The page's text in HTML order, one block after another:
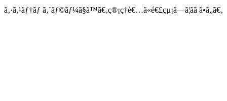
ã‚·ã‚¹ãƒ†ãƒ ã‚¨ãƒ©ãƒ¼ã§ã™ã€‚ç®¡ç†è€…ã«é€£çµ¡ã—ã¦ãã ã•ã„ã€‚